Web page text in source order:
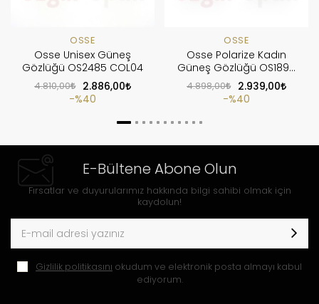
OSSE
Osse Unisex Güneş
Gözlüğü OS2485 COL04
4.810,00
2.886,00
%40
OSSE
Osse Polarize Kadın
Güneş Gözlüğü OS1899
COL3
4.898,00
2.939,00
%40
E-Bültene Abone Olun
Fırsatlar ve duyurularımız hakkında bilgi sahibi olmak için
kaydolun!
Gizlilik politikasını okudum ve elektronik posta almayı kabul
ediyorum.